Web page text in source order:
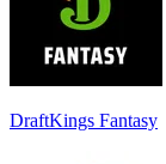
DraftKings Fantasy